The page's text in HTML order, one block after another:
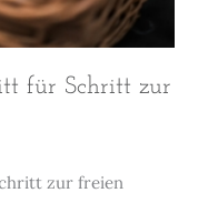
für Schritt zur
zur freien